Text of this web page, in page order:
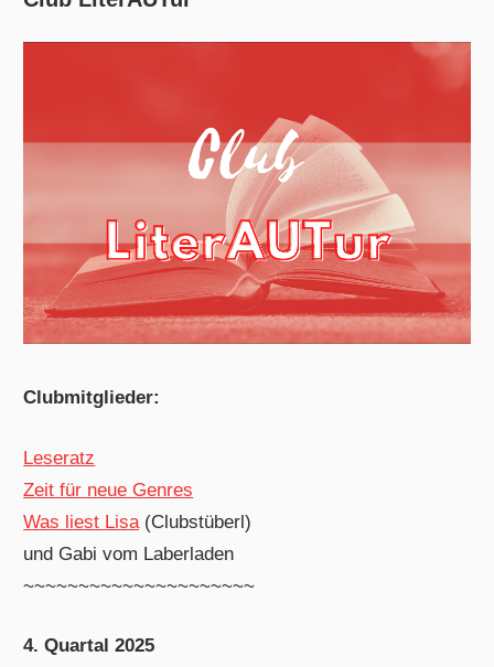
Clubmitglieder:
Leseratz
Zeit für neue Genres
Was liest Lisa (Clubstüberl)
und Gabi vom Laberladen
~~~~~~~~~~~~~~~~~~~~~
4. Quartal 2025